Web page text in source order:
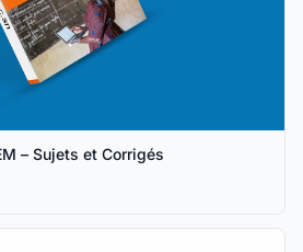
– Sujets et Corrigés